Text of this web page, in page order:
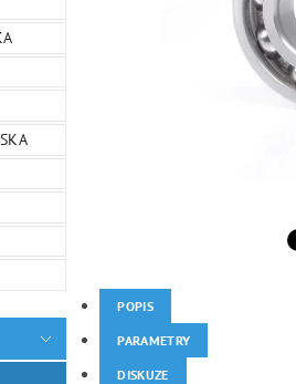
POPIS
PARAMETRY
DISKUZE